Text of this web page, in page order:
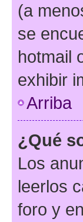
(a
se
hotmail
exhibir
Arriba
¿Qué
Los
leerlos
foro y